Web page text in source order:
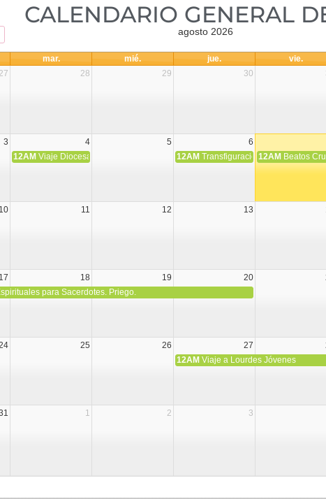
CALENDARIO GENERAL
agosto 2026
mar. mié. jue. vie.
27
28 29 30
3 4 5 6
12AM Viaje Diocesano a Japón. 12AM Transfiguración del Señor
12AM Beatos
10 11 12 13
17 18 19 20
para Sacerdotes. Priego.
25 26 27
12AM Viaje a Lourdes Jóvenes
1 2 3